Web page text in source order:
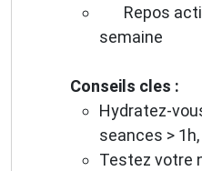
Repos
semaine
Conseils cles :
Hydratez-
seances >
Testez votre